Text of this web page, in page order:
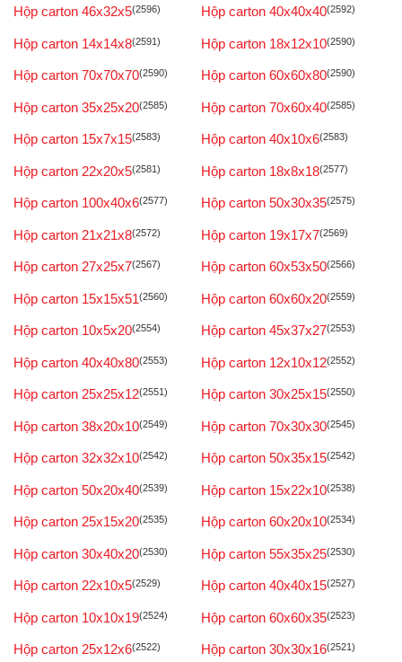
Hộp carton 46x32x5(2596) Hộp carton 40x40x40(2592)
Hộp carton 14x14x8(2591) Hộp carton 18x12x10(2590)
Hộp carton 70x70x70(2590) Hộp carton 60x60x80(2590)
Hộp carton 35x25x20(2585) Hộp carton 70x60x40(2585)
Hộp carton 15x7x15(2583) Hộp carton 40x10x6(2583)
Hộp carton 22x20x5(2581) Hộp carton 18x8x18(2577)
Hộp carton 100x40x6(2577) Hộp carton 50x30x35(2575)
Hộp carton 21x21x8(2572) Hộp carton 19x17x7(2569)
Hộp carton 27x25x7(2567) Hộp carton 60x53x50(2566)
Hộp carton 15x15x51(2560) Hộp carton 60x60x20(2559)
Hộp carton 10x5x20(2554) Hộp carton 45x37x27(2553)
Hộp carton 40x40x80(2553) Hộp carton 12x10x12(2552)
Hộp carton 25x25x12(2551) Hộp carton 30x25x15(2550)
Hộp carton 38x20x10(2549) Hộp carton 70x30x30(2545)
Hộp carton 32x32x10(2542) Hộp carton 50x35x15(2542)
Hộp carton 50x20x40(2539) Hộp carton 15x22x10(2538)
Hộp carton 25x15x20(2535) Hộp carton 60x20x10(2534)
Hộp carton 30x40x20(2530) Hộp carton 55x35x25(2530)
Hộp carton 22x10x5(2529) Hộp carton 40x40x15(2527)
Hộp carton 10x10x19(2524) Hộp carton 60x60x35(2523)
Hộp carton 25x12x6(2522) Hộp carton 30x30x16(2521)